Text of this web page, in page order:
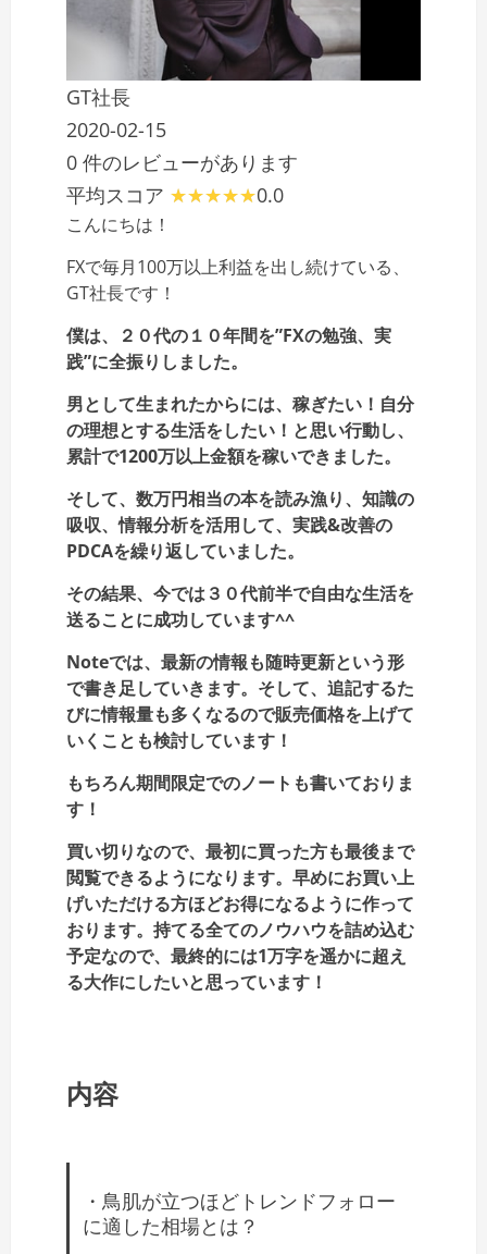
GT社長
2020-02-15
0 件のレビューがあります
平均スコア
0.0
こんにちは！
FXで毎月100万以上利益を出し続けている、
GT社長です！
僕は、２０代の１０年間を”FXの勉強、実
践”に全振りしました。
男として生まれたからには、稼ぎたい！自分
の理想とする生活をしたい！と思い行動し、
累計で1200万以上金額を稼いできました。
そして、数万円相当の本を読み漁り、知識の
吸収、情報分析を活用して、実践&改善の
PDCAを繰り返していました。
その結果、今では３０代前半で自由な生活を
送ることに成功しています^^
Noteでは、最新の情報も随時更新という形
で書き足していきます。そして、追記するた
びに情報量も多くなるので販売価格を上げて
いくことも検討しています！
もちろん期間限定でのノートも書いておりま
す！
買い切りなので、最初に買った方も最後まで
閲覧できるようになります。早めにお買い上
げいただける方ほどお得になるように作って
おります。持てる全てのノウハウを詰め込む
予定なので、最終的には1万字を遥かに超え
る大作にしたいと思っています！
内容
・鳥肌が立つほどトレンドフォロー
に適した相場とは？